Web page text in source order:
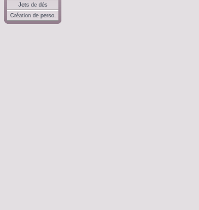
Jets de dés
Création de perso.